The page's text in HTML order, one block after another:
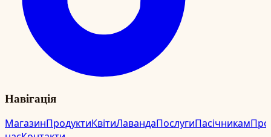
Навігація
МагазинПродуктиКвітиЛавандаПослугиПасічникамПро